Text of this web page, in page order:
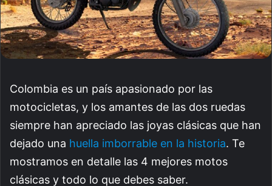
Colombia es un país apasionado por las
motocicletas, y los amantes de las dos ruedas
siempre han apreciado las joyas clásicas que han
dejado una huella imborrable en la historia. Te
mostramos en detalle las 4 mejores motos
clásicas y todo lo que debes saber.